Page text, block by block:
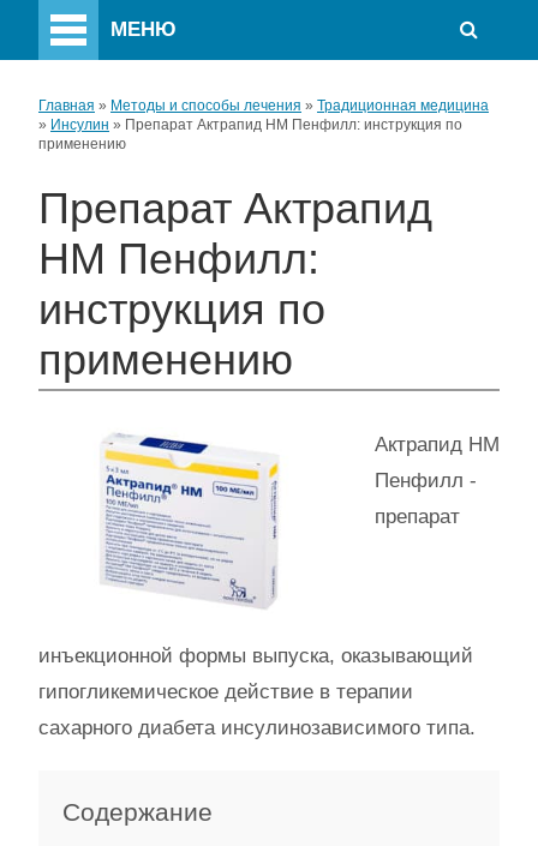
МЕНЮ
Главная » Методы и способы лечения » Традиционная медицина
» Инсулин » Препарат Актрапид НМ Пенфилл: инструкция по
применению
Препарат Актрапид
НМ Пенфилл:
инструкция по
применению
Актрапид НМ
Пенфилл -
препарат
инъекционной формы выпуска, оказывающий
гипогликемическое действие в терапии
сахарного диабета инсулинозависимого типа.
Содержание